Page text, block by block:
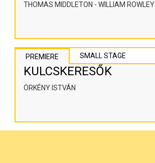
THOMAS MIDDLETON - WILLIAM ROWLEY
PREMIERE SMALL STAGE
KULCSKERESŐK
ÖRKÉNY ISTVÁN